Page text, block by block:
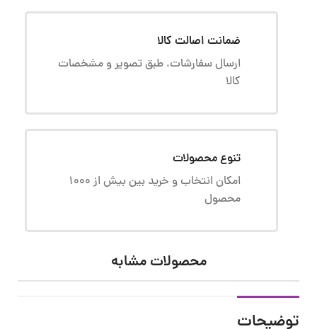
ضمانت اصالت کالا
ارسال سفارشات، طبق تصویر و مشخصات
کالا
تنوع محصولات
امکان انتخاب و خرید بین بیش از 1000
محصول
محصولات مشابه
توضیحات